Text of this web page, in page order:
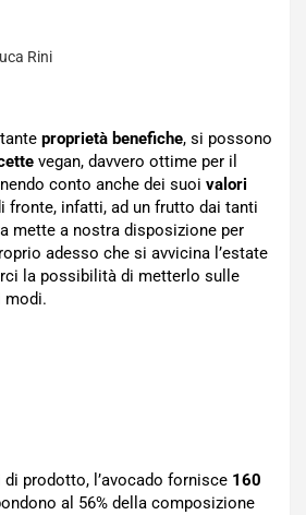
Rini
proprietà benefiche, si possono
vegan, davvero ottime per il
conto anche dei suoi valori
fronte, infatti, ad un frutto dai tanti
mette a nostra disposizione per
adesso che si avvicina l’estate
la possibilità di metterlo sulle
modi.
di prodotto, l’avocado fornisce 160
al 56% della composizione